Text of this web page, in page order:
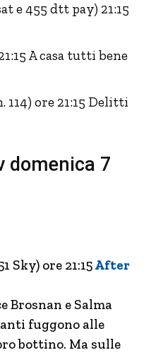
e 455 dtt pay) 21:15
A casa tutti bene
114) ore 21:15 Delitti
domenica 7
Sky) ore 21:15After
Brosnan e Salma
fuggono alle
bottino. Ma sulle